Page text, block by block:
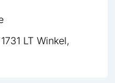
LT Winkel,